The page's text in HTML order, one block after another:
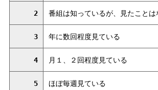
2 番組は知っているが、見たことは
3 年に数回程度見ている
4 月１、２回程度見ている
5 ほぼ毎週見ている